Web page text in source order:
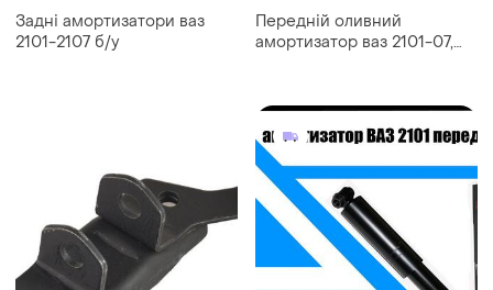
Задні амортизатори ваз
2101-2107 б/у
Передній оливний
амортизатор ваз 2101-07,